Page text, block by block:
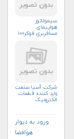
سیمولاتور
هواپیمای
مسافربری فوکر۱۰۰
شرکت آسیا صنعت
وارد کننده قطعات
الکترونیک
ورود به دیوار
هوافضا